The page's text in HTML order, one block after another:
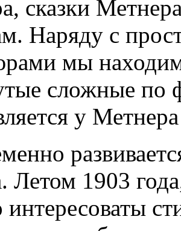
сказки
Наряду с
мы
сложные по
у
Летом 1903
интересоваты